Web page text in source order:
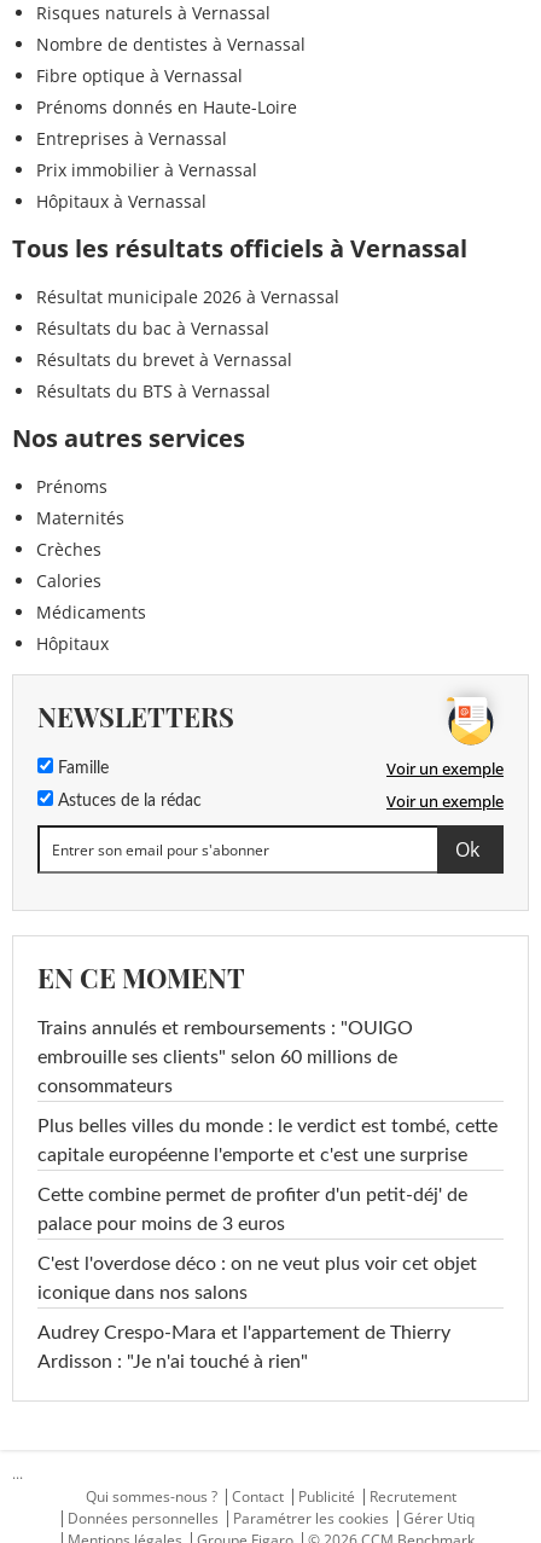
Risques naturels à Vernassal
Nombre de dentistes à Vernassal
Fibre optique à Vernassal
Prénoms donnés en Haute-Loire
Entreprises à Vernassal
Prix immobilier à Vernassal
Hôpitaux à Vernassal
Tous les résultats officiels à Vernassal
Résultat municipale 2026 à Vernassal
Résultats du bac à Vernassal
Résultats du brevet à Vernassal
Résultats du BTS à Vernassal
Nos autres services
Prénoms
Maternités
Crèches
Calories
Médicaments
Hôpitaux
NEWSLETTERS
Famille Voir un exemple
Astuces de la rédac Voir un exemple
EN CE MOMENT
Trains annulés et remboursements : "OUIGO
embrouille ses clients" selon 60 millions de
consommateurs
Plus belles villes du monde : le verdict est tombé, cette
capitale européenne l'emporte et c'est une surprise
Cette combine permet de profiter d'un petit-déj' de
palace pour moins de 3 euros
C'est l'overdose déco : on ne veut plus voir cet objet
iconique dans nos salons
Audrey Crespo-Mara et l'appartement de Thierry
Ardisson : "Je n'ai touché à rien"
...
Qui sommes-nous ?
Contact Publicité
Recrutement
Données personnelles
Paramétrer les cookies
Gérer Utiq